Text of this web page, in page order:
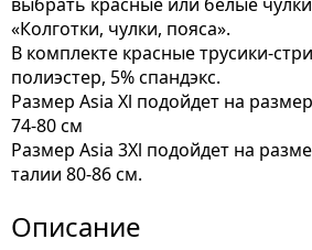
«Колготки, чулки, пояса».
В комплекте красные трусики-
полиэстер, 5% спандэкс.
Размер Asia Xl подойдет на
74-80 см
Размер Asia 3Xl подойдет на
талии 80-86 см.
Описание